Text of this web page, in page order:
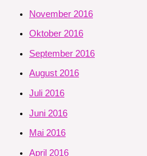
November 2016
Oktober 2016
September 2016
August 2016
Juli 2016
Juni 2016
Mai 2016
April 2016